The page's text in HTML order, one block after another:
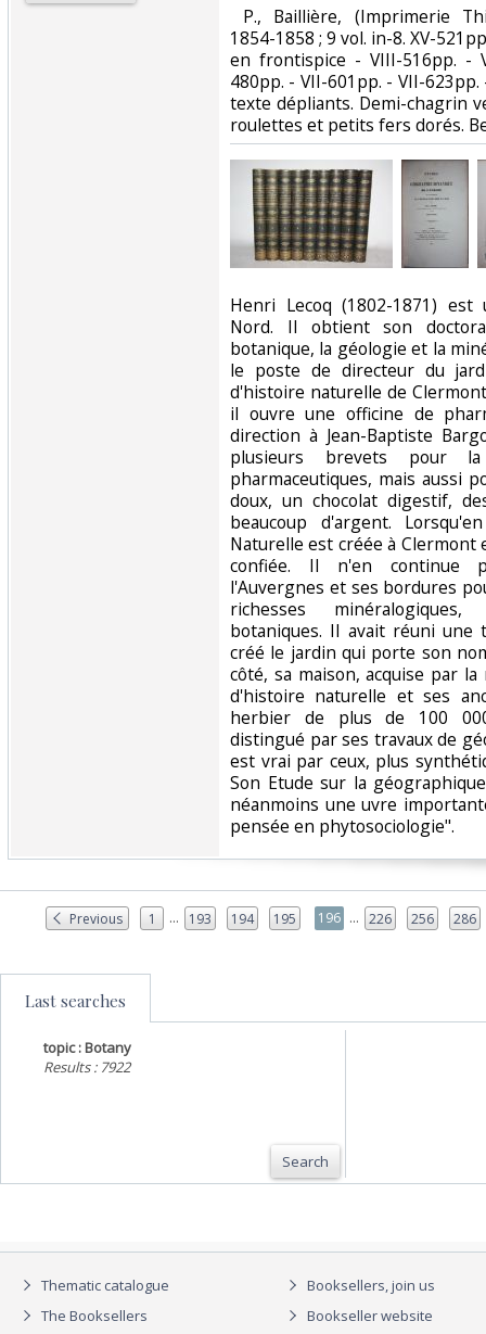
P., Baillière, (Imprimerie
1854-1858 ; 9 vol. in-8. XV-
en frontispice - VIII-516pp. -
480pp. - VII-601pp. - VII-
texte dépliants. Demi-chagrin
roulettes et petits fers dorés.
‎Henri Lecoq (1802-1871)
Nord. Il obtient son
botanique, la géologie et la
le poste de directeur du
d'histoire naturelle de
il ouvre une officine de
direction à Jean-Baptiste
plusieurs brevets pour
pharmaceutiques, mais aussi
doux, un chocolat digestif,
beaucoup d'argent.
Naturelle est créée à
confiée. Il n'en continue
l'Auvergnes et ses bordures
richesses
botaniques. Il avait réuni
créé le jardin qui porte son
côté, sa maison, acquise par
d'histoire naturelle et ses
herbier de plus de 100
distingué par ses travaux de
est vrai par ceux, plus
Son Etude sur la
néanmoins une uvre
pensée en phytosociologie". ‎
Previous 1 ... 193 194 195 196 ... 226 256 286
Last searches
topic : Botany
Results : 7922
Search
Thematic catalogue
The Booksellers
Booksellers, join us
Bookseller website